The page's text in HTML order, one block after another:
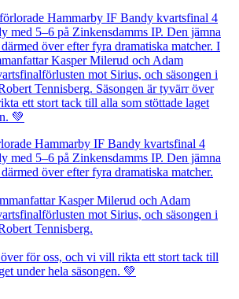
Hammarby IF Bandy kvartsfinal 4
med 5–6 på Zinkensdamms IP. Den jämna
över efter fyra dramatiska matcher.
Kasper Milerud och Adam
mot Sirius, och säsongen i
Tennisberg.
för oss, och vi vill rikta ett stort tack till
under hela säsongen. 💚